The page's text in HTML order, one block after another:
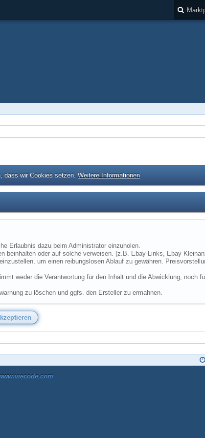
dass wir Cookies setzen. Weitere Informationen
Erlaubnis dazu beim Administrator einzuholen.
beinhalten oder auf solche verweisen. (z.B. Ebay-Links, Ebay
um einen reibungslosen Ablauf zu gewähren.
weder die Verantwortung für den Inhalt und die Abwicklung, noch
zu löschen und ggfs. den Ersteller zu ermahnen.